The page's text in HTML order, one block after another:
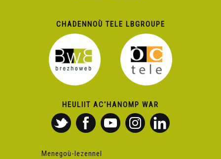
CHADENNOÙ TELE LBGROUPE
HEULIIT AC'HANOMP WAR
Menegoù-lezennel